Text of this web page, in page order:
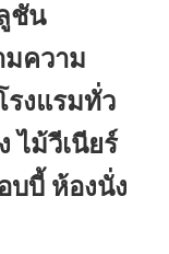
ชัน
มความ
งแรมทั่ว
ไม้วีเนียร์
บบี้ ห้องนั่ง